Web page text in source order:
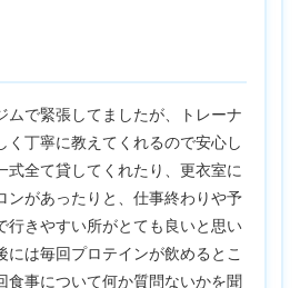
ムで緊張してましたが、トレーナ
く丁寧に教えてくれるので安心し
式全て貸してくれたり、更衣室に
ンがあったりと、仕事終わりや予
行きやすい所がとても良いと思い
には毎回プロテインが飲めるとこ
食事について何か質問ないかを聞